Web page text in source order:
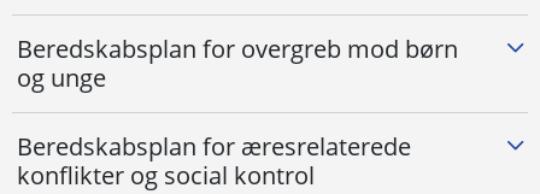
Beredskabsplan for overgreb mod børn
og unge
Beredskabsplan for æresrelaterede
konflikter og social kontrol